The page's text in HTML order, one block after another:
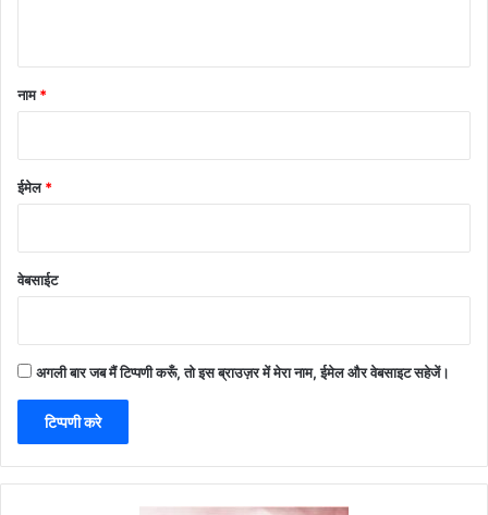
नाम*
ईमेल*
वेबसाईट
अगली बार जब मैं टिप्पणी करूँ, तो इस ब्राउज़र में मेरा नाम, ईमेल और वेबसाइट सहेजें।